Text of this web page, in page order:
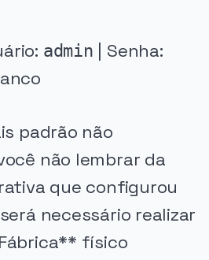
admin | Senha:
padrão não
não lembrar da
que configurou
necessário realizar
físico